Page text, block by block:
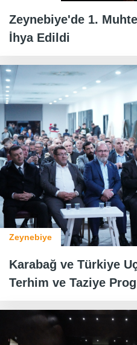
Zeynebiye'de 1.
İhya Edildi
Zeynebiye
Karabağ ve Türkiye
Terhim ve Taziye